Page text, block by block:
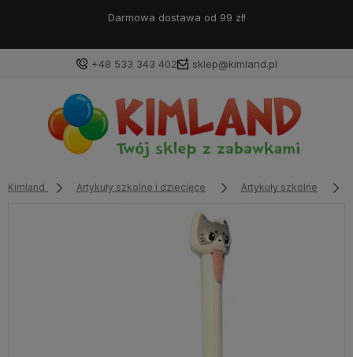
Darmowa dostawa od 99 zł!
+48 533 343 402 sklep@kimland.pl
Kimland Artykuły szkolne i dziecięce Artykuły szkolne